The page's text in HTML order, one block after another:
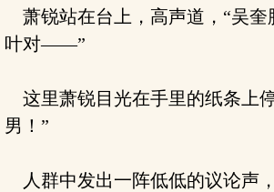
萧锐站在台上，高声道，“吴奎
叶对——”
这里萧锐目光在手里的纸条上
男！”
人群中发出一阵低低的议论声